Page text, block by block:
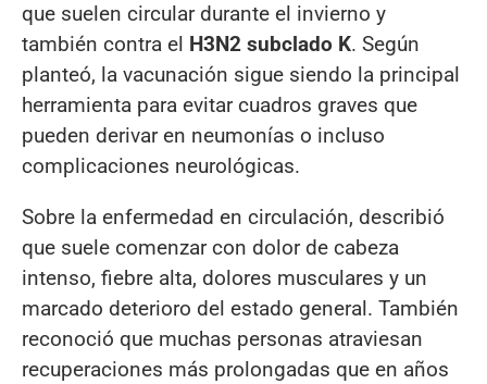
que suelen circular durante el invierno y
también contra el H3N2 subclado K. Según
planteó, la vacunación sigue siendo la principal
herramienta para evitar cuadros graves que
pueden derivar en neumonías o incluso
complicaciones neurológicas.
Sobre la enfermedad en circulación, describió
que suele comenzar con dolor de cabeza
intenso, fiebre alta, dolores musculares y un
marcado deterioro del estado general. También
reconoció que muchas personas atraviesan
recuperaciones más prolongadas que en años